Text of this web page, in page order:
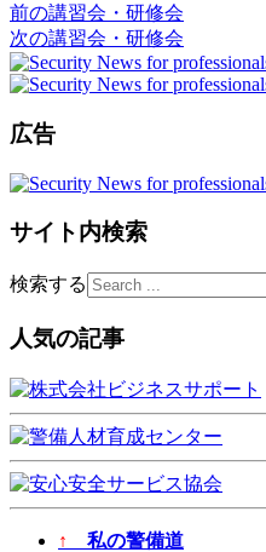
前の講習会・研修会
次の講習会・研修会
広告
サイト内検索
検索する
人気の記事
↑ 私の警備道